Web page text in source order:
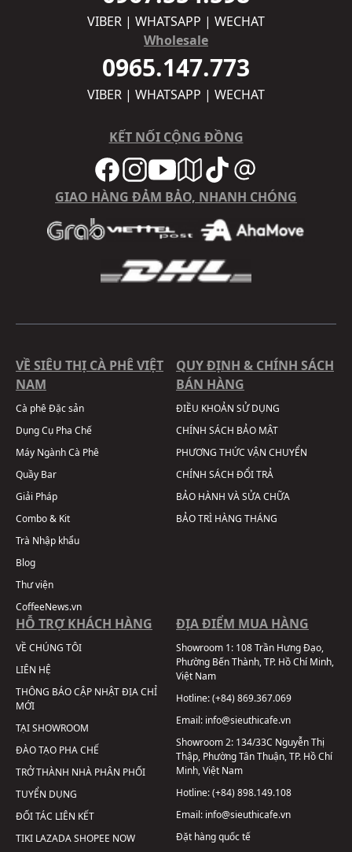
VIBER | WHATSAPP | WECHAT
Wholesale
0965.147.773
VIBER | WHATSAPP | WECHAT
KẾT NỐI CỘNG ĐỒNG
GIAO HÀNG ĐẢM BẢO, NHANH CHÓNG
VỀ SIÊU THỊ CÀ PHÊ VIỆT
NAM
Cà phê Đặc sản
Dụng Cụ Pha Chế
Máy Ngành Cà Phê
Quầy Bar
Giải Pháp
Combo & Kit
Trà Nhập khẩu
Blog
Thư viện
CoffeeNews.vn
QUY ĐỊNH & CHÍNH SÁCH
BÁN HÀNG
ĐIỀU KHOẢN SỬ DỤNG
CHÍNH SÁCH BẢO MẬT
PHƯƠNG THỨC VẬN CHUYỂN
CHÍNH SÁCH ĐỔI TRẢ
BẢO HÀNH VÀ SỬA CHỮA
BẢO TRÌ HÀNG THÁNG
HỖ TRỢ KHÁCH HÀNG
VỀ CHÚNG TÔI
LIÊN HỆ
THÔNG BÁO CẬP NHẬT ĐỊA CHỈ
MỚI
TẠI SHOWROOM
ĐÀO TẠO PHA CHẾ
TRỞ THÀNH NHÀ PHÂN PHỐI
TUYỂN DỤNG
ĐỐI TÁC LIÊN KẾT
TIKI LAZADASHOPEE NOW
ĐỊA ĐIỂM MUA HÀNG
Showroom 1: 108 Trần Hưng Đạo,
Phường Bến Thành, TP. Hồ Chí Minh,
Việt Nam
Hotline:(+84) 869.367.069
Email: info@sieuthicafe.vn
Showroom 2: 134/33C Nguyễn Thị
Thập, Phường Tân Thuận, TP. Hồ Chí
Minh, Việt Nam
Hotline:(+84) 898.149.108
Email: info@sieuthicafe.vn
Đặt hàng quốc tế